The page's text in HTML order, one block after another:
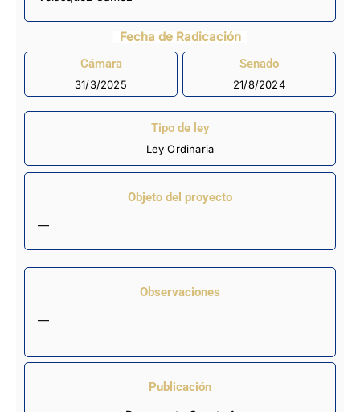
Fecha de Radicación
Cámara
31/3/2025
Senado
21/8/2024
Tipo de ley
Ley Ordinaria
Objeto del proyecto
—
Observaciones
—
Publicación